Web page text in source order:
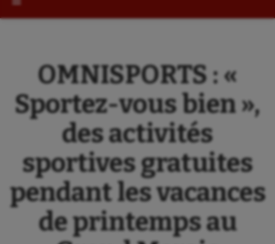
OMNISPORTS : «
Sportez-vous bien »,
des activités
sportives gratuites
pendant les vacances
de printemps au